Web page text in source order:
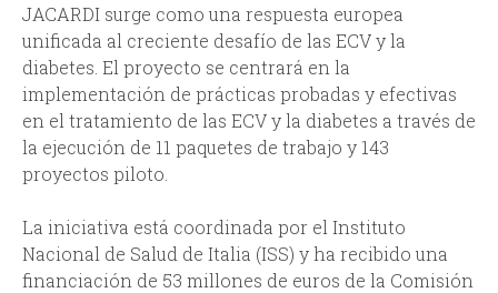
JACARDI surge como una respuesta europea
unificada al creciente desafío de las ECV y la
diabetes. El proyecto se centrará en la
implementación de prácticas probadas y efectivas
en el tratamiento de las ECV y la diabetes a través de
la ejecución de 11 paquetes de trabajo y 143
proyectos piloto.
La iniciativa está coordinada por el Instituto
Nacional de Salud de Italia (ISS) y ha recibido una
financiación de 53 millones de euros de la Comisión